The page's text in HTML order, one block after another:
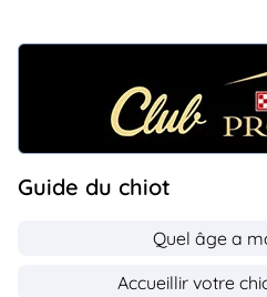
Guide du chiot
Quel âge a
Accueillir votre